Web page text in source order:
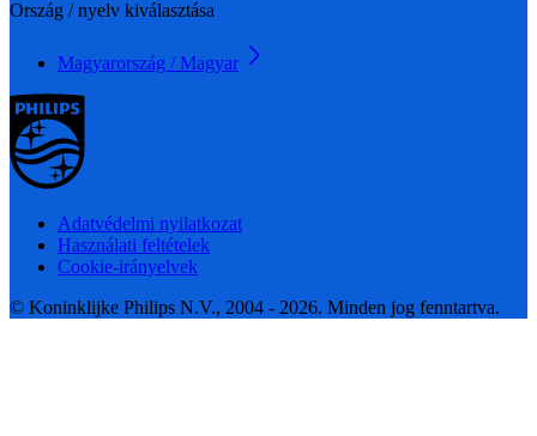
Ország / nyelv kiválasztása
Magyarország / Magyar
Adatvédelmi nyilatkozat
Használati feltételek
Cookie-irányelvek
© Koninklijke Philips N.V., 2004 - 2026. Minden jog fenntartva.